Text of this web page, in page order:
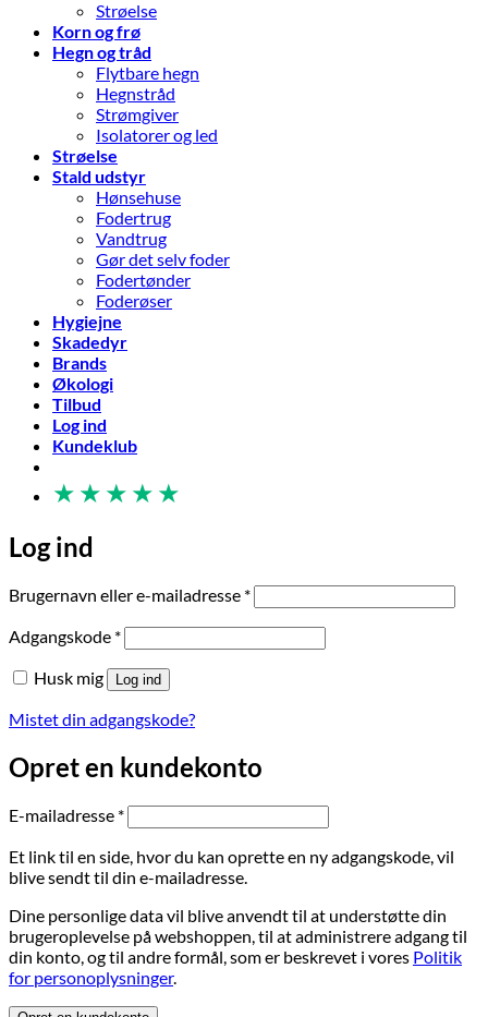
Strøelse
Korn og frø
Hegn og tråd
Flytbare hegn
Hegnstråd
Strømgiver
Isolatorer og led
Strøelse
Stald udstyr
Hønsehuse
Fodertrug
Vandtrug
Gør det selv foder
Fodertønder
Foderøser
Hygiejne
Skadedyr
Brands
Økologi
Tilbud
Log ind
Kundeklub
★ ★ ★ ★ ★
Log ind
Brugernavn eller e-mailadresse *Påkrævet
Adgangskode *Påkrævet
Husk mig Log ind
Mistet din adgangskode?
Opret en kundekonto
E-mailadresse *Påkrævet
Et link til en side, hvor du kan oprette en ny adgangskode, vil
blive sendt til din e-mailadresse.
Dine personlige data vil blive anvendt til at understøtte din
brugeroplevelse på webshoppen, til at administrere adgang til
din konto, og til andre formål, som er beskrevet i vores Politik
for personoplysninger.